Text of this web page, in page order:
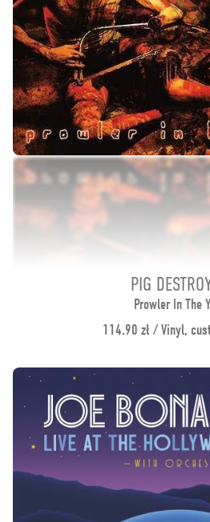
PIG
Prowler In The
114.90 zł / Vinyl,